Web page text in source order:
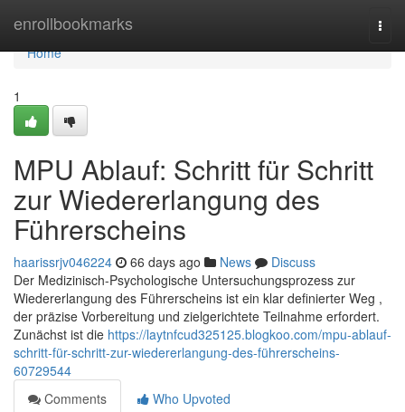
enrollbookmarks
Home
Home
1
MPU Ablauf: Schritt für Schritt
zur Wiedererlangung des
Führerscheins
haarissrjv046224 66 days ago News
Discuss
Der Medizinisch-Psychologische Untersuchungsprozess zur
Wiedererlangung des Führerscheins ist ein klar definierter Weg ,
der präzise Vorbereitung und zielgerichtete Teilnahme erfordert.
Zunächst ist die https://laytnfcud325125.blogkoo.com/mpu-ablauf-
schritt-für-schritt-zur-wiedererlangung-des-führerscheins-
60729544
Comments
Who Upvoted